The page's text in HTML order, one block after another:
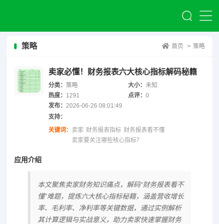
策略 首页 > 策略
卖家必懂！财务报表六大核心指标解码秘籍
分类： 策略 大小：未知
热度： 1291 点评：0
发布： 2026-06-26 08:01:49
支持：
关键词： 卖家 财务报表指标 财务报表看不懂
卖家要关注哪些核心指标？
应用介绍
本文聚焦卖家财务知识痛点，解码“财务报表看不
懂”难题，提炼六大核心指标秘籍，涵盖营收增长
率、毛利率、净利率等关键数据，通过实例解析
其计算逻辑与实战意义，助力卖家快速掌握财务